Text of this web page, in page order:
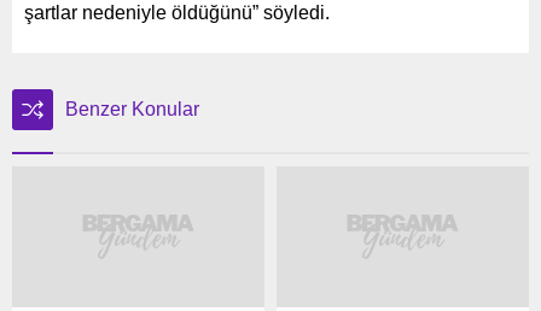
şartlar nedeniyle öldüğünü” söyledi.
Benzer Konular